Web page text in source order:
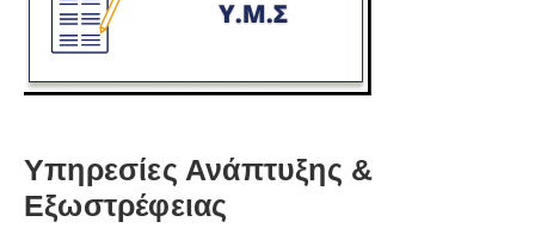
Υπηρεσίες Ανάπτυξης &
Εξωστρέφειας